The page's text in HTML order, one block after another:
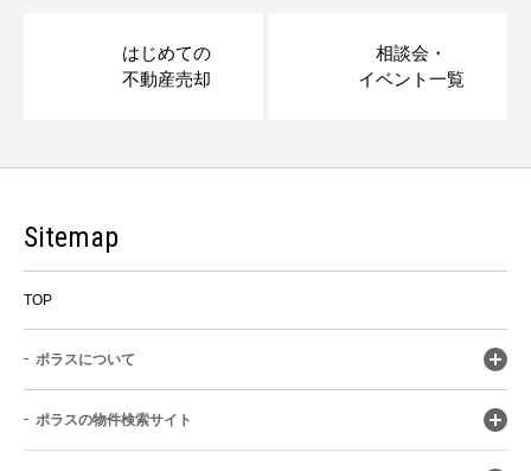
はじめての
不動産売却
相談会・
イベント一覧
Sitemap
TOP
ポラスについて
ポラスの物件検索サイト